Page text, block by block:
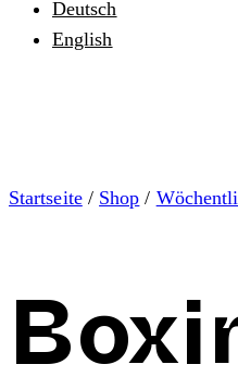
Deutsch
English
Startseite/ Shop /